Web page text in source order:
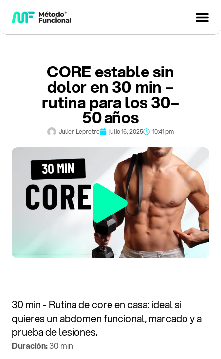
CORE estable sin
dolor en 30 min –
rutina para los 30–
50 años
Julien Lepretre julio 16, 2025 10:41 pm
30 min - Rutina de core en casa: ideal si
quieres un abdomen funcional, marcado y a
prueba de lesiones.
Duración:30 min